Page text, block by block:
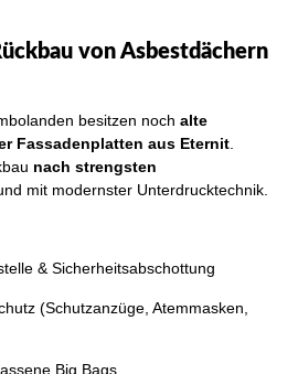
von Asbestdächern
besitzen noch alte
Fassadenplatten aus Eternit.
nach strengsten
mit modernster Unterdrucktechnik.
& Sicherheitsabschottung
(Schutzanzüge, Atemmasken,
Big Bags